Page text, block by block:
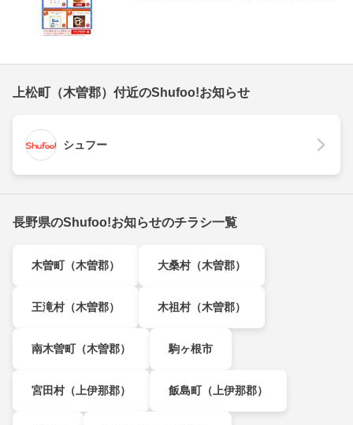
上松町（木曽郡）付近のShufoo!お知らせ
シュフー
長野県のShufoo!お知らせのチラシ一覧
木曽町（木曽郡） 大桑村（木曽郡）
王滝村（木曽郡） 木祖村（木曽郡）
南木曽町（木曽郡） 駒ヶ根市
宮田村（上伊那郡） 飯島町（上伊那郡）